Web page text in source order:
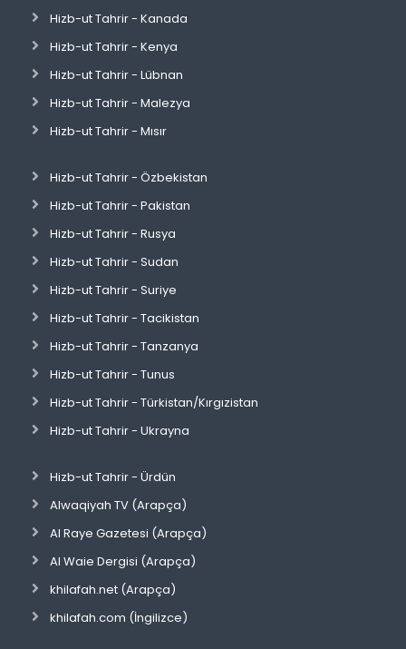
Hizb-ut Tahrir - Kanada
Hizb-ut Tahrir - Kenya
Hizb-ut Tahrir - Lübnan
Hizb-ut Tahrir - Malezya
Hizb-ut Tahrir - Mısır
Hizb-ut Tahrir - Özbekistan
Hizb-ut Tahrir - Pakistan
Hizb-ut Tahrir - Rusya
Hizb-ut Tahrir - Sudan
Hizb-ut Tahrir - Suriye
Hizb-ut Tahrir - Tacikistan
Hizb-ut Tahrir - Tanzanya
Hizb-ut Tahrir - Tunus
Hizb-ut Tahrir - Türkistan/Kırgızistan
Hizb-ut Tahrir - Ukrayna
Hizb-ut Tahrir - Ürdün
Alwaqiyah TV (Arapça)
Al Raye Gazetesi (Arapça)
Al Waie Dergisi (Arapça)
khilafah.net (Arapça)
khilafah.com (İngilizce)